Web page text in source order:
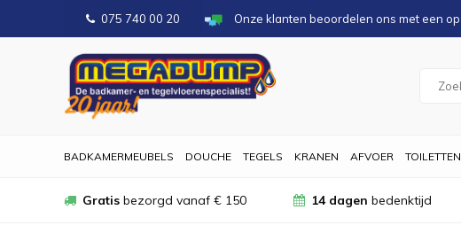
075 740 00 20 Onze klanten beoordelen ons met een op
BADKAMERMEUBELS DOUCHE TEGELS KRANEN AFVOER TOILETTEN
Gratis bezorgd vanaf € 150 14 dagen bedenktijd